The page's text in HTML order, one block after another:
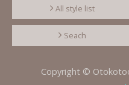
All style list
Seach
Copyright ©